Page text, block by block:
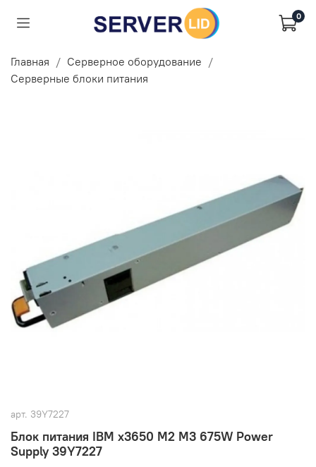
0
Главная
Серверное оборудование
Серверные блоки питания
арт. 39Y7227
Блок питания IBM x3650 M2 M3 675W Power
Supply 39Y7227